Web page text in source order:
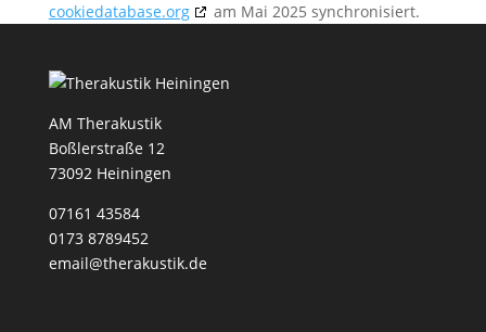
cookiedatabase.org
am Mai 2025 synchronisiert.
AM Therakustik
Boßlerstraße 12
73092 Heiningen
07161 43584
0173 8789452
email@therakustik.de